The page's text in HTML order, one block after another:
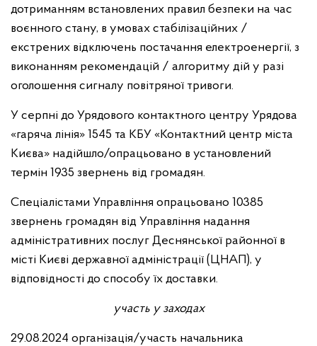
дотриманням встановлених правил безпеки на час
воєнного стану, в умовах стабілізаційних /
екстрених відключень постачання електроенергії, з
виконанням рекомендацій / алгоритму дій у разі
оголошення сигналу повітряної тривоги.
У серпні до Урядового контактного центру Урядова
«гаряча лінія» 1545 та КБУ «Контактний центр міста
Києва» надійшло/опрацьовано в установлений
термін 1935 звернень від громадян.
Спеціалістами Управління опрацьовано 10385
звернень громадян від Управління надання
адміністративних послуг Деснянської районної в
місті Києві державної адміністрації (ЦНАП), у
відповідності до способу їх доставки.
участь у заходах
29.08.2024 організація/участь начальника